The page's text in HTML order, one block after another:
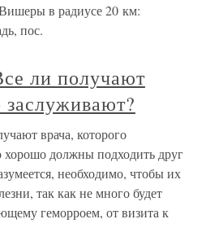
в радиусе 20 км:
пос.
ли получают
заслуживают?
врача, которого
хорошо должны подходить друг
необходимо, чтобы их
так как не много будет
геморроем, от визита к